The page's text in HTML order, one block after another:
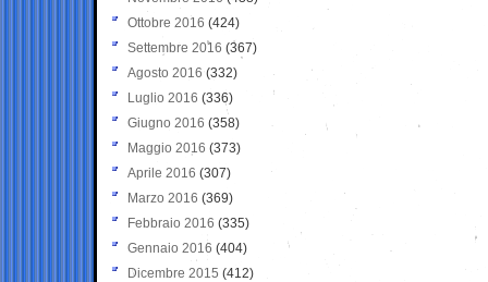
Ottobre 2016 (424)
Settembre 2016 (367)
Agosto 2016 (332)
Luglio 2016 (336)
Giugno 2016 (358)
Maggio 2016 (373)
Aprile 2016 (307)
Marzo 2016 (369)
Febbraio 2016 (335)
Gennaio 2016 (404)
Dicembre 2015 (412)